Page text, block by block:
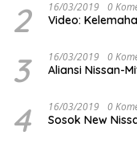
2 16/03/2019 0
Video:
3 16/03/2019 0
Aliansi Nissan-
4 16/03/2019 0
Sosok New